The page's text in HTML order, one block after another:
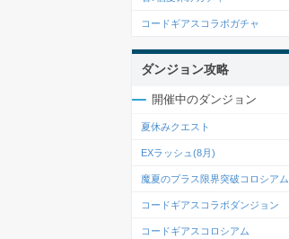
コードギアスコラボガチャ
ダンジョン攻略
開催中のダンジョン
夏休みクエスト
EXラッシュ(8月)
魔夏のプラス限界突破コロシアム
コードギアスコラボダンジョン
コードギアスコロシアム